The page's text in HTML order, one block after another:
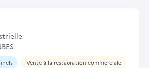
Vente à la restauration commerciale